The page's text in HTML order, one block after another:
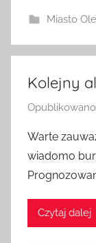
Miasto
Kolejny
Opublikowano
Warte
wiadomo
Czytaj dalej